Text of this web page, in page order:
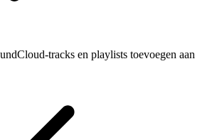
tracks en playlists toevoegen aan